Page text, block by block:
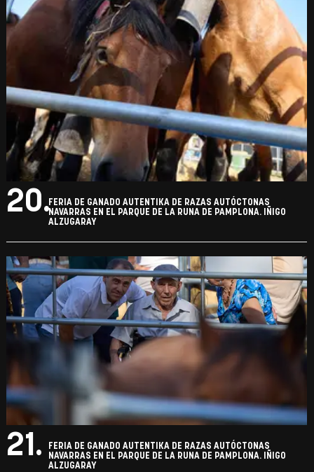
20.FERIA DE GANADO AUTENTIKA DE RAZAS AUTÓCTONAS
NAVARRAS EN EL PARQUE DE LA RUNA DE PAMPLONA. IÑIGO
ALZUGARAY
21.
FERIA DE GANADO AUTENTIKA DE RAZAS AUTÓCTONAS
NAVARRAS EN EL PARQUE DE LA RUNA DE PAMPLONA. IÑIGO
ALZUGARAY